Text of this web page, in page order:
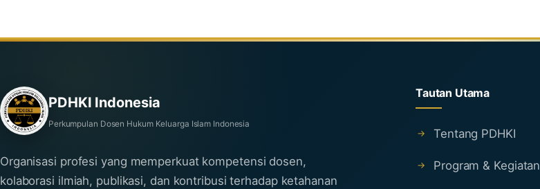
PDHKI Indonesia
Perkumpulan Dosen Hukum Keluarga Islam Indonesia
Organisasi profesi yang memperkuat kompetensi dosen,
kolaborasi ilmiah, publikasi, dan kontribusi terhadap ketahanan
Tautan Utama
Tentang PDHKI
Program & Kegiatan